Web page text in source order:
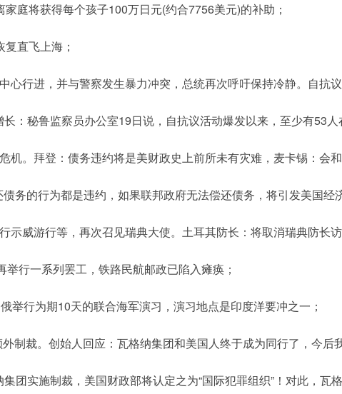
庭将获得每个孩子100万日元(约合7756美元)的补助；
直飞上海；
行进，并与警察发生暴力冲突，总统再次呼吁保持冷静。自抗
：秘鲁监察员办公室19日说，自抗议活动爆发以来，至少有53人
。拜登：债务违约将是美财政史上前所未有灾难，麦卡锡：会
务的行为都是违约，如果联邦政府无法偿还债务，将引发美国经
威游行等，再次召见瑞典大使。土耳其防长：将取消瑞典防长访
行一系列罢工，铁路民航邮政已陷入瘫痪；
举行为期10天的联合海军演习，演习地点是印度洋要冲之一；
制裁。创始人回应：瓦格纳集团和美国人终于成为同行了，今后
团实施制裁，美国财政部将认定之为“国际犯罪组织”！对此，瓦